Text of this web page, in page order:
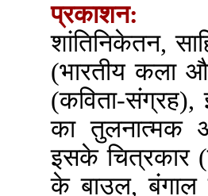
प्रकाशन:
शांतिनिकेतन,
(भारतीय कला
(कविता-संग्रह),
का तुलनात्मक
इसके चित्रकार
के बाउल,